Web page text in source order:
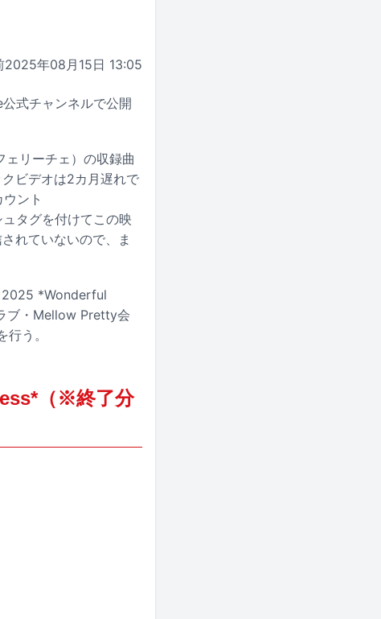
2025年08月15日 13:05
式チャンネルで公開
ェリーチェ）の収録曲
ビデオは2カ月遅れで
ント
タグを付けてこの映
れていないので、ま
2025 *Wonderful
ブ・Mellow Pretty会
う。
（※終了分